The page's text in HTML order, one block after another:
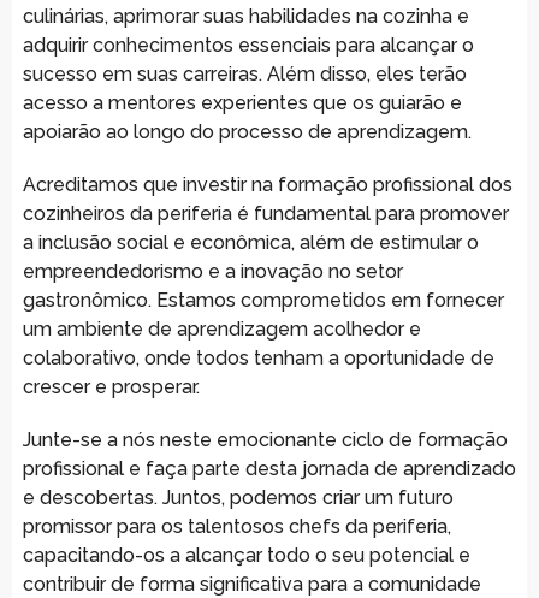
culinárias, aprimorar suas habilidades na cozinha e
adquirir conhecimentos essenciais para alcançar o
sucesso em suas carreiras. Além disso, eles terão
acesso a mentores experientes que os guiarão e
apoiarão ao longo do processo de aprendizagem.
Acreditamos que investir na formação profissional dos
cozinheiros da periferia é fundamental para promover
a inclusão social e econômica, além de estimular o
empreendedorismo e a inovação no setor
gastronômico. Estamos comprometidos em fornecer
um ambiente de aprendizagem acolhedor e
colaborativo, onde todos tenham a oportunidade de
crescer e prosperar.
Junte-se a nós neste emocionante ciclo de formação
profissional e faça parte desta jornada de aprendizado
e descobertas. Juntos, podemos criar um futuro
promissor para os talentosos chefs da periferia,
capacitando-os a alcançar todo o seu potencial e
contribuir de forma significativa para a comunidade